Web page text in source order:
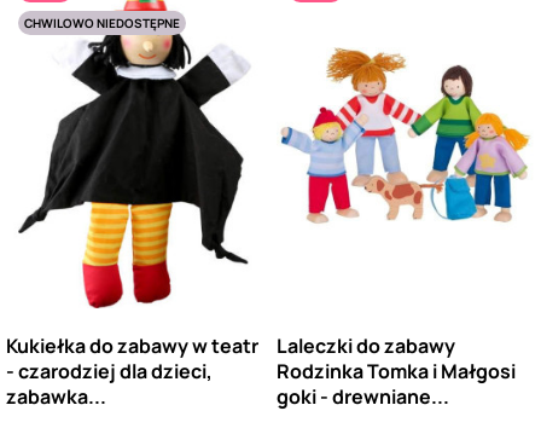
CHWILOWO NIEDOSTĘPNE
Kukiełka do zabawy w teatr
- czarodziej dla dzieci,
zabawka...
Laleczki do zabawy
Rodzinka Tomka i Małgosi
goki - drewniane...